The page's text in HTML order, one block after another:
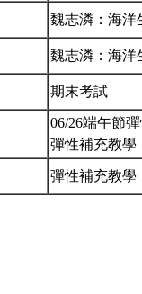
魏志潾：海
魏志潾：海
期末考試
06/26端午節
彈性補充教
彈性補充教